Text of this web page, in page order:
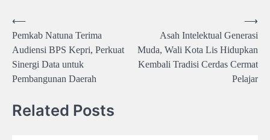
Post
navigation
⟵
Pemkab Natuna Terima
Audiensi BPS Kepri, Perkuat
Sinergi Data untuk
Pembangunan Daerah
Asah Intelektual Generasi
Muda, Wali Kota Lis Hidupkan
Kembali Tradisi Cerdas Cermat
Pelajar
⟶
Related Posts